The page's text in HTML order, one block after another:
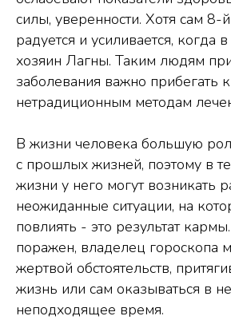
силы, уверенности. Хотя сам
радуется и усиливается, когда
хозяин Лагны. Таким людям
заболевания важно прибегать к
нетрадиционным методам
В жизни человека большую
с прошлых жизней, поэтому в
жизни у него могут возникать
неожиданные ситуации, на
повлиять - это результат
поражен, владелец гороскопа
жертвой обстоятельств,
жизнь или сам оказываться в
неподходящее время.